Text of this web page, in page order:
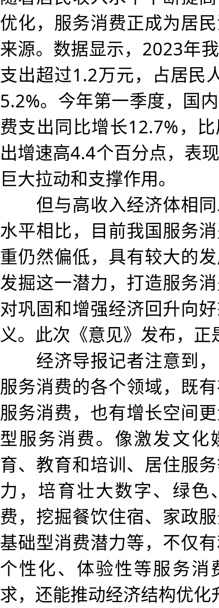
优化，服务消费正成为居
来源。数据显示，2023年
支出超过1.2万元，占居民
5.2%。今年第一季度，国
费支出同比增长12.7%，
出增速高4.4个百分点，表
巨大拉动和支撑作用。
但与高收入经济体相同
水平相比，目前我国服务
重仍然偏低，具有较大的
发掘这一潜力，打造服务
对巩固和增强经济回升向
义。此次《意见》发布，正
经济导报记者注意到，
服务消费的各个领域，既
服务消费，也有增长空间
型服务消费。像激发文化
育、教育和培训、居住服
力，培育壮大数字、绿色
费，挖掘餐饮住宿、家政
基础型消费潜力等，不仅
个性化、体验性等服务消
求，还能推动经济结构优化